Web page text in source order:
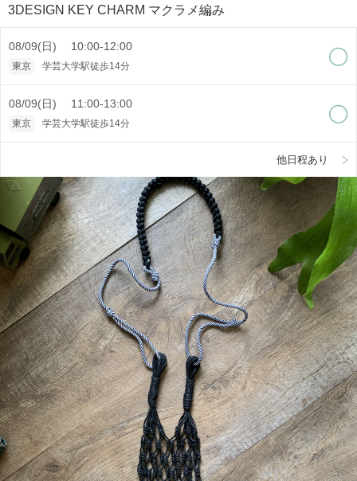
3DESIGN KEY CHARM マクラメ編み
08/09(日) 10:00-12:00
東京 学芸大学駅徒歩14分
08/09(日) 11:00-13:00
東京 学芸大学駅徒歩14分
他日程あり